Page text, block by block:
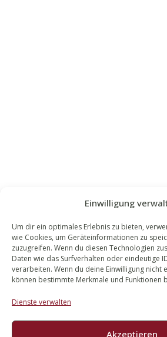
Einwilligung
Um dir ein optimales Erlebnis zu bieten,
wie Cookies, um Geräteinformationen zu
zuzugreifen. Wenn du diesen Technologien
Daten wie das Surfverhalten oder eindeutige
verarbeiten. Wenn du deine Einwilligung nicht
können bestimmte Merkmale und Funktionen
Dienste verwalten
Akzeptieren
WALEK
Bachstraße 13
56727 Mayen
02651 98 900
info@walek-